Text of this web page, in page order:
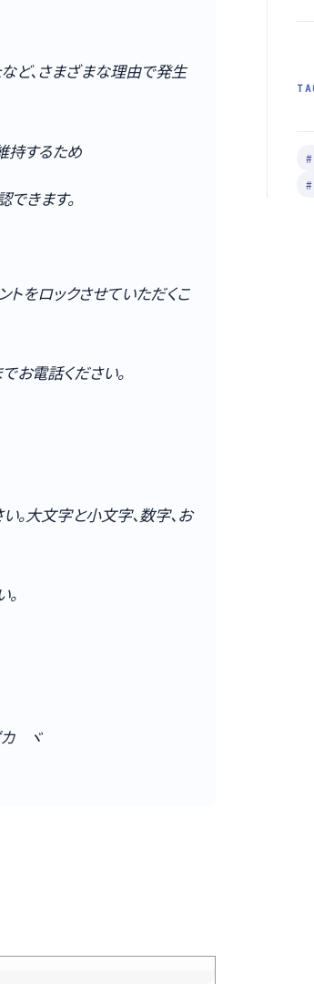
ど、さまざまな理由で発生
持するため
きます。
をロックさせていただくこ
お電話ください。
。大文字と小文字、数字、お
カ゘ヾ